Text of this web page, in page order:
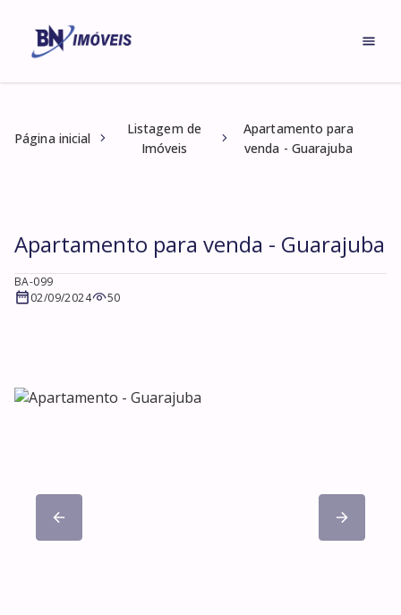
Página inicial
Listagem de
Imóveis
Apartamento para
venda - Guarajuba
Apartamento para venda - Guarajuba
BA-099
02/09/2024
50